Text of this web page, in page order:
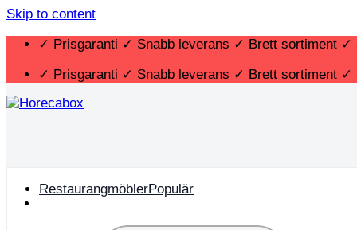
Skip to content
✓ Prisgaranti ✓ Snabb leverans ✓ Brett sortiment ✓
✓ Prisgaranti ✓ Snabb leverans ✓ Brett sortiment ✓
Restaurangmöbler